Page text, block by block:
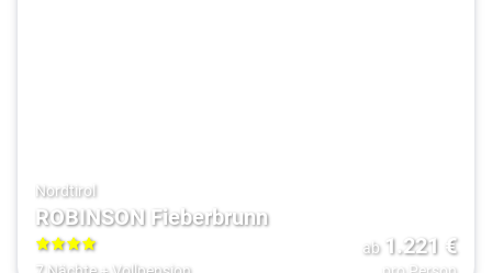
Nordtirol
ROBINSON Fieberbrunn
4
ab 1.221 €